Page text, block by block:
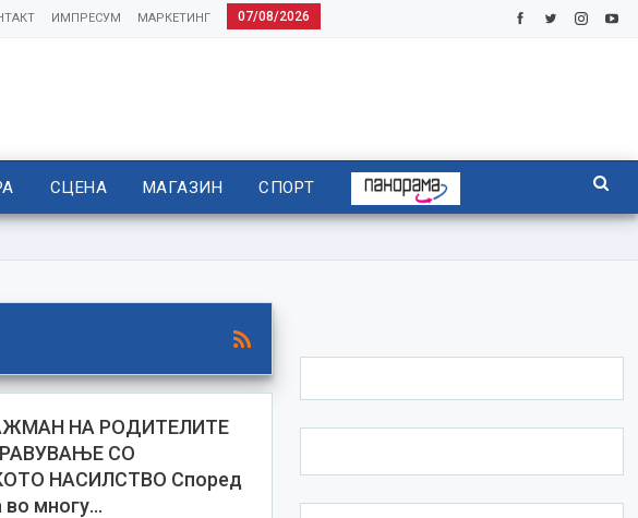
07/08/2026
МАРКЕТИНГ
ИМПРЕСУМ
СЦЕНА МАГАЗИН СПОРТ
НА РОДИТЕЛИТЕ
СО
НАСИЛСТВО Според
во многу…